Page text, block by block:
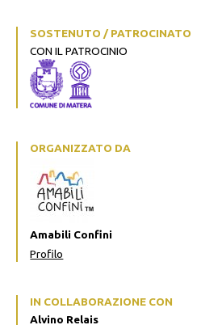
SOSTENUTO / PATROCINATO
CON IL PATROCINIO
ORGANIZZATO DA
Amabili Confini
Profilo
IN COLLABORAZIONE CON
Alvino Relais